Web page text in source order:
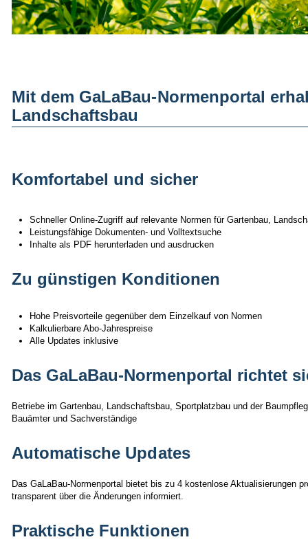
Mit dem GaLaBau-Normenportal
Landschaftsbau
Komfortabel und sicher
Schneller Online-Zugriff auf relevante Normen für Gartenbau,
Leistungsfähige Dokumenten- und Volltextsuche
Inhalte als PDF herunterladen und ausdrucken
Zu günstigen Konditionen
Hohe Preisvorteile gegenüber dem Einzelkauf von Normen
Kalkulierbare Abo-Jahrespreise
Alle Updates inklusive
Das GaLaBau-Normenportal richtet
Betriebe im Gartenbau, Landschaftsbau, Sportplatzbau und der
Bauämter und Sachverständige
Automatische Updates
Das GaLaBau-Normenportal bietet bis zu 4 kostenlose Aktualisierungen
transparent über die Änderungen informiert.
Praktische Funktionen